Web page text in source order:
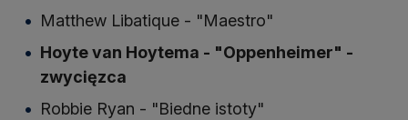
Matthew Libatique - "Maestro"
Hoyte van Hoytema - "Oppenheimer" -
zwycięzca
Robbie Ryan - "Biedne istoty"